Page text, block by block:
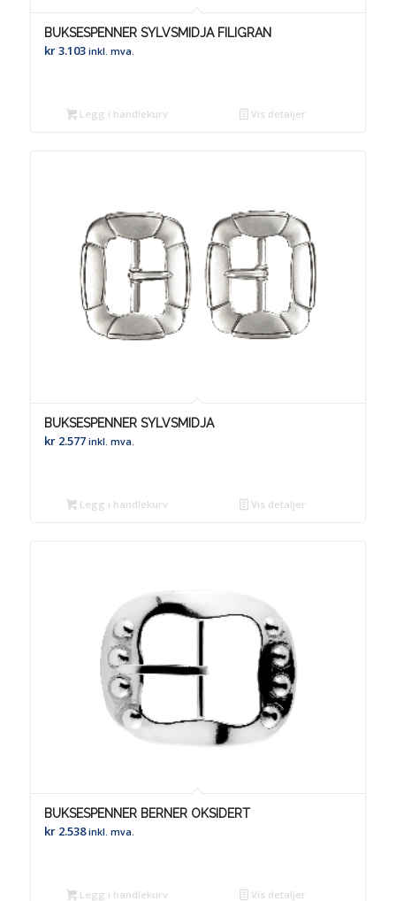
BUKSESPENNER SYLVSMIDJA FILIGRAN
kr3.103 inkl. mva.
Legg i handlekurv Vis detaljer
BUKSESPENNER SYLVSMIDJA
kr2.577 inkl. mva.
Legg i handlekurv Vis detaljer
BUKSESPENNER BERNER OKSIDERT
kr2.538 inkl. mva.
Legg i handlekurv Vis detaljer